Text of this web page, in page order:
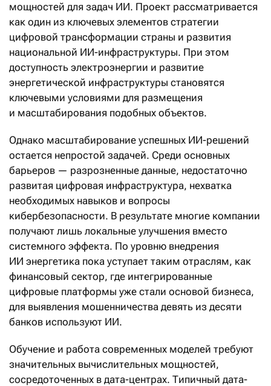
мощностей для задач ИИ. Проект рассматривается
как один из ключевых элементов стратегии
цифровой трансформации страны и развития
национальной ИИ-инфраструктуры. При этом
доступность электроэнергии и развитие
энергетической инфраструктуры становятся
ключевыми условиями для размещения
и масштабирования подобных объектов.
Однако масштабирование успешных ИИ-решений
остается непростой задачей. Среди основных
барьеров — разрозненные данные, недостаточно
развитая цифровая инфраструктура, нехватка
необходимых навыков и вопросы
кибербезопасности. В результате многие компании
получают лишь локальные улучшения вместо
системного эффекта. По уровню внедрения
ИИ энергетика пока уступает таким отраслям, как
финансовый сектор, где интегрированные
цифровые платформы уже стали основой бизнеса,
для выявления мошенничества девять из десяти
банков используют ИИ.
Обучение и работа современных моделей требуют
значительных вычислительных мощностей,
сосредоточенных в дата-центрах. Типичный дата-